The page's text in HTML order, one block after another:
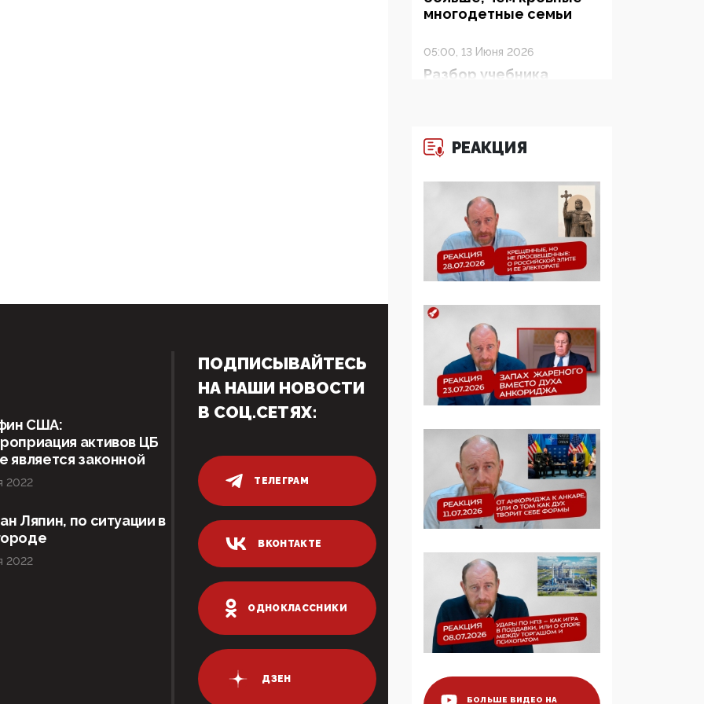
многодетные семьи
05:00, 13 Июня 2026
Разбор учебника
традиционные
ценности и немного
11:53, 09 Июня 2026
Прокуратура наконец
увидела
экстремистскую
деятельность ИИТО
цифроглобалисты
продолжают
определять повестку в
образовании
09:43, 01 Июня 2026
5G за счет здоровья
граждан: Минцифры
намерено отобрать у
регионов и
муниципалитетов право
защищать жилые дома
и социальные объекты
05:58, 26 Мая 2026
Роскомнадзор
освободили от борца с
деструктивным и
опасным контентом
07:39, 25 Мая 2026
РЕАКЦИЯ
БОЛЬШЕ ВИДЕО НА
США:
активов ЦБ
является законной
2022
Ляпин, по ситуации в
2022
ПОДПИСЫВАЙТЕСЬ
НА НАШИ НОВОСТИ
В СОЦ.СЕТЯХ:
ТЕЛЕГРАМ
ВКОНТАКТЕ
ОДНОКЛАССНИКИ
ДЗЕН